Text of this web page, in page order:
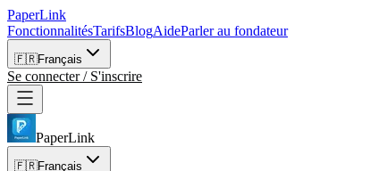
PaperLink
FonctionnalitésTarifsBlogAideParler au fondateur
🇫🇷Français
Se connecter / S'inscrire
PaperLink
🇫🇷Français